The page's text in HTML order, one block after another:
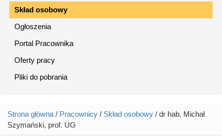
Skład osobowy
Ogłoszenia
Portal Pracownika
Oferty pracy
Pliki do pobrania
Jesteś tutaj
Strona główna / Pracownicy / Skład osobowy / dr hab. Michał
Szymański, prof. UG